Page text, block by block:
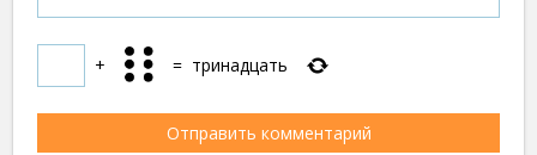
+ = тринадцать